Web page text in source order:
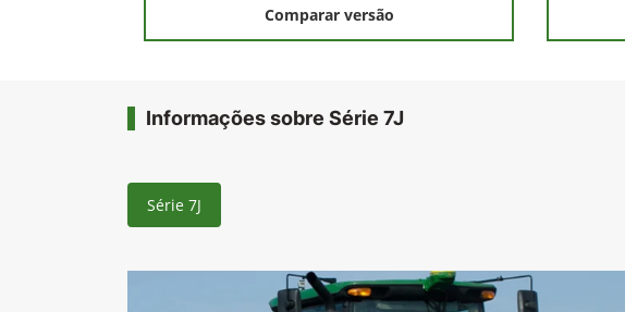
Comparar versão
Informações sobre Série 7J
Série 7J